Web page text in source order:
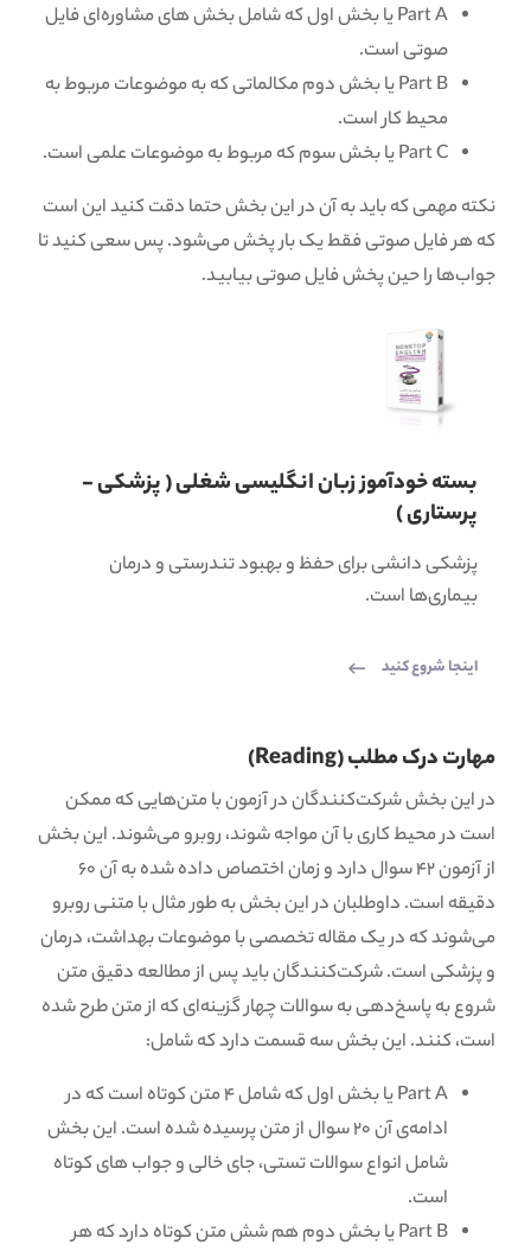
Part A یا بخش اول که شامل بخش های مشاوره‌ای فایل
صوتی است.
Part B یا بخش دوم مکالماتی که به موضوعات مربوط به
محیط کار است.
Part C یا بخش سوم که مربوط به موضوعات علمی است.
نکته مهمی که باید به آن در این بخش حتما دقت کنید این است
که هر فایل صوتی فقط یک بار پخش می‌شود. پس سعی کنید تا
جواب‌ها را حین پخش فایل صوتی بیابید.
بسته خودآموز زبان انگلیسی شغلی ( پزشکی -
پرستاری )
پزشکی دانشی برای حفظ و بهبود تندرستی و درمان
بیماری‌ها است.
اینجا شروع کنید
مهارت درک مطلب (Reading)
در این بخش شرکت‌کنندگان در آزمون با متن‌هایی که ممکن
است در محیط کاری با آن مواجه شوند، روبرو می‌شوند. این بخش
از آزمون 42 سوال دارد و زمان اختصاص داده شده به آن 60
دقیقه است. داوطلبان در این بخش به طور مثال با متنی روبرو
می‌شوند که در یک مقاله تخصصی با موضوعات بهداشت، درمان
و پزشکی است. شرکت‌کنندگان باید پس از مطالعه دقیق متن
شروع به پاسخ‌دهی به سوالات چهار گزینه‌ای که از متن طرح شده
است، کنند. این بخش سه قسمت دارد که شامل:
Part A یا بخش اول که شامل ۴ متن کوتاه است که در
ادامه‌ی آن ۲۰ سوال از متن پرسیده شده است. این بخش
شامل انواع سوالات تستی، جای خالی و جواب های کوتاه
است.
Part B یا بخش دوم هم شش متن کوتاه دارد که هر